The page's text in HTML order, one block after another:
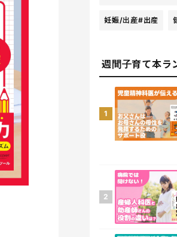
妊娠/出産#出産
週間子育て本ラ
1
2